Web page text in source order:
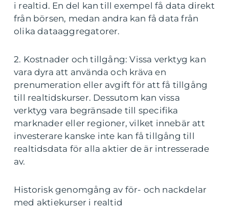
i realtid. En del kan till exempel få data direkt
från börsen, medan andra kan få data från
olika dataaggregatorer.
2. Kostnader och tillgång: Vissa verktyg kan
vara dyra att använda och kräva en
prenumeration eller avgift för att få tillgång
till realtidskurser. Dessutom kan vissa
verktyg vara begränsade till specifika
marknader eller regioner, vilket innebär att
investerare kanske inte kan få tillgång till
realtidsdata för alla aktier de är intresserade
av.
Historisk genomgång av för- och nackdelar
med aktiekurser i realtid